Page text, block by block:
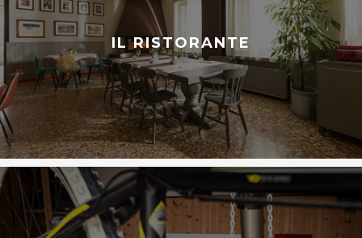
IL RISTORANTE